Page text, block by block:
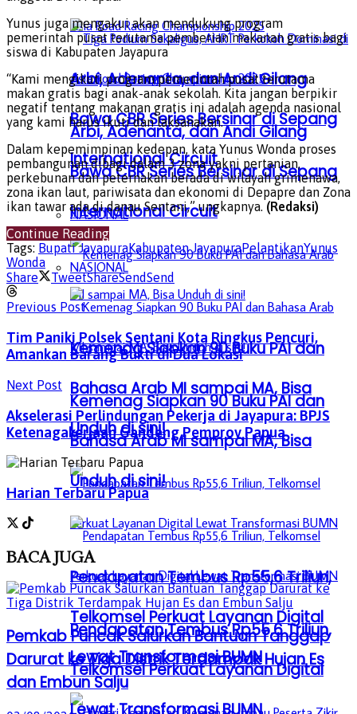
Arbi, Adenanta, dan Andi Gilang
Bawa CBR Series Bersinar di Sepang
International Circuit
NASIONAL
Kemenag Siapkan 90 Buku PAI dan
Bahasa Arab MI sampai MA, Bisa
Unduh di sini!
Pendapatan Tembus Rp55,6 Triliun,
Telkomsel Perkuat Layanan Digital
Lewat Transformasi BUMN
Arbi, Adenanta, dan Andi Gilang
Bawa CBR Series Bersinar di Sepang
International Circuit
NASIONAL
Kemenag Siapkan 90 Buku PAI dan
Bahasa Arab MI sampai MA, Bisa
Unduh di sini!
Pendapatan Tembus Rp55,6 Triliun,
Telkomsel Perkuat Layanan Digital
Lewat Transformasi BUMN
Yunus juga mengakui akan mendukung program
pemerintah pusat terutama pemberian makanan gratis bagi
siswa di Kabupaten Jayapura
“Kami mengikuti program pemerintah pusat terutama
makan gratis bagi anak-anak sekolah. Kita jangan berpikir
negatif tentang makanan gratis ini adalah agenda nasional
yang kami harus ikuti dan laksanakan.
Dalam kepemimpinan kedepan, kata Yunus Wonda proses
pembangunan dibagi dalam 3 zona yakni pertanian,
perkebunan dan peternakan berada di wilayah grimenawa,
zona ikan laut, pariwisata dan ekonomi di Depapre dan Zona
ikan tawar ada di danau Sentani,” ungkapnya. (Redaksi)
Continue Reading
Tags: Bupati JayapuraKabupaten JayapuraPelantikanYunus
Wonda
Share
TweetShareSendSend
Previous Post
Tim Paniki Polsek Sentani Kota Ringkus Pencuri,
Amankan Barang Bukti di Dua Lokasi
Next Post
Akselerasi Perlindungan Pekerja di Jayapura: BPJS
Ketenagakerjaan Gandeng Pemprov Papua
Harian Terbaru Papua
BACAJUGA
Pemkab Puncak Salurkan Bantuan Tanggap
Darurat ke Tiga Distrik Terdampak Hujan Es
dan Embun Salju